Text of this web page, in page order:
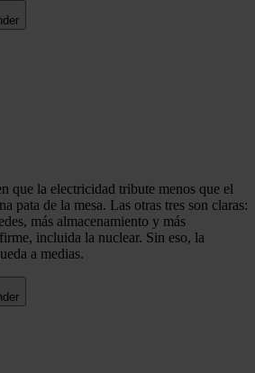
que la electricidad tribute menos que el
pata de la mesa. Las otras tres son claras:
más almacenamiento y más
incluida la nuclear. Sin eso, la
a medias.